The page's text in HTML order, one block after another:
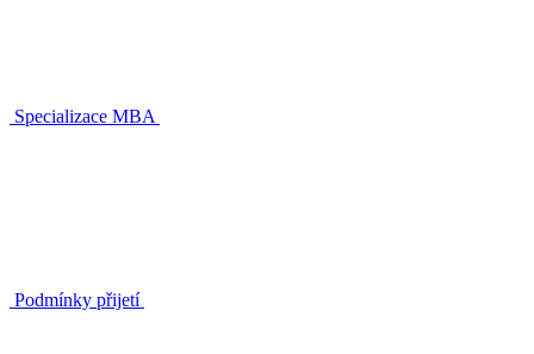
Specializace MBA
Podmínky přijetí